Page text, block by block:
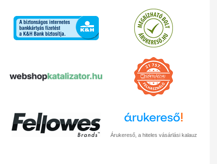
Árukereső, a hiteles vásárlási kalauz